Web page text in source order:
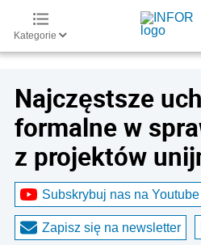
Kategorie
Najczęstsze
formalne w
z projektów
Subskrybuj nas na Youtube
Zapisz się na newsletter